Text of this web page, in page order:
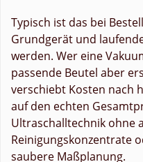
Typisch ist das bei
Grundgerät und
werden. Wer eine
passende Beutel aber
verschiebt Kosten nach
auf den echten
Ultraschalltechnik ohne
Reinigungskonzentrate
saubere Maßplanung.